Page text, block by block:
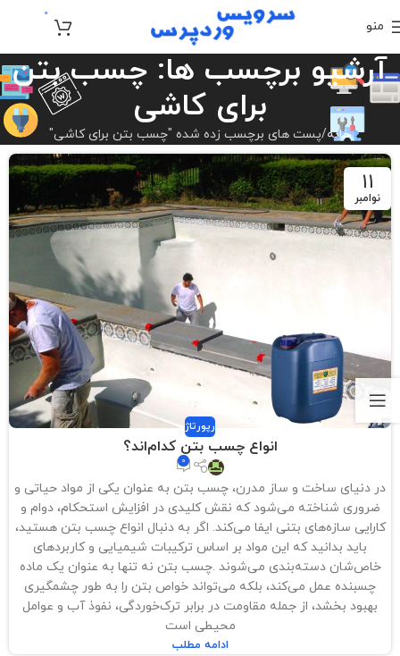
منو
0
آرشیو برچسب ها: چسب بتن
برای کاشی
خانه پست های برچسب زده شده "چسب بتن برای کاشی"
11
نوامبر
رپورتاژ
انواع چسب بتن کدام‌اند؟
0
در دنیای ساخت و ساز مدرن، چسب بتن به عنوان یکی از مواد حیاتی و
ضروری شناخته می‌شود که نقش کلیدی در افزایش استحکام، دوام و
کارایی سازه‌های بتنی ایفا می‌کند. اگر به دنبال انواع چسب بتن هستید،
باید بدانید که این مواد بر اساس ترکیبات شیمیایی و کاربردهای
خاص‌شان دسته‌بندی می‌شوند .چسب بتن نه تنها به عنوان یک ماده
چسبنده عمل می‌کند، بلکه می‌تواند خواص بتن را به طور چشمگیری
بهبود بخشد، از جمله مقاومت در برابر ترک‌خوردگی، نفوذ آب و عوامل
محیطی است
ادامه مطلب